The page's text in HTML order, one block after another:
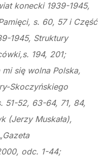
konecki 1939-1945,
s. 60, 57 i Część
1945, Struktury
194, 201;
się wolna Polska,
Skoczyńskiego
51-52, 63-64, 71, 84,
(Jerzy Muskała),
odc. 1-44;